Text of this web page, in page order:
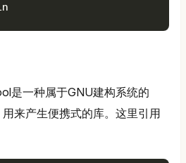
是一种属于GNU建构系统的
来产生便携式的库。这里引用